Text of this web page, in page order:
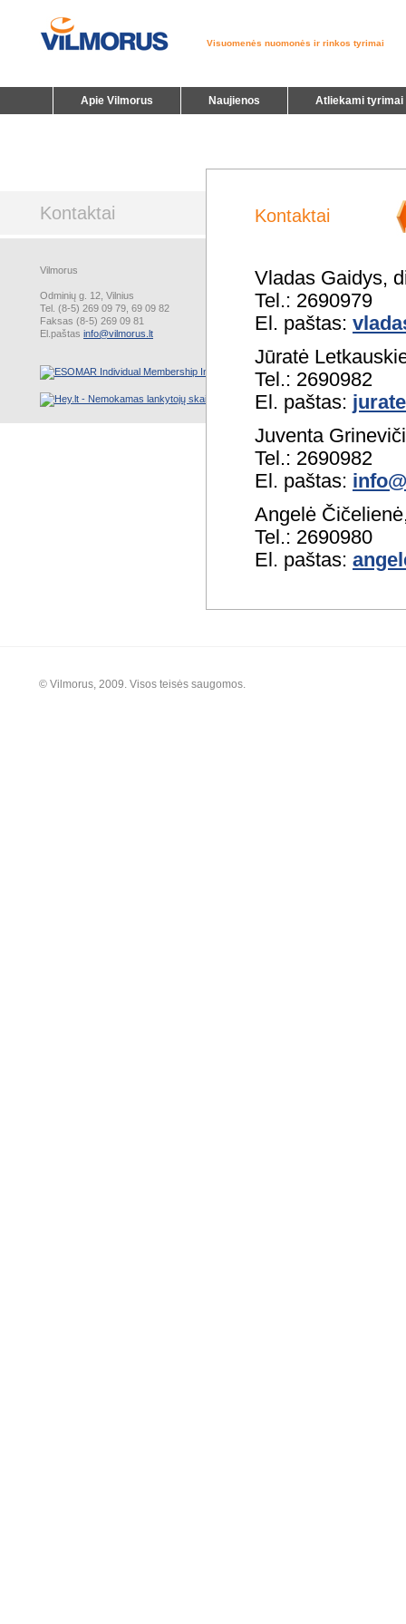
Visuomenės nuomonės ir rinkos tyrimai
Apie Vilmorus Naujienos Atliekami tyrimai
Kontaktai
Vilmorus
Odminių g. 12, Vilnius
Tel. (8-5) 269 09 79, 69 09 82
Faksas (8-5) 269 09 81
El.paštas info@vilmorus.lt
Kontaktai
Vladas Gaidys,
Tel.: 2690979
El. paštas:
Jūratė
Tel.: 2690982
El. paštas:
Juventa
Tel.: 2690982
El. paštas:
Angelė
Tel.: 2690980
El. paštas:
© Vilmorus, 2009. Visos teisės saugomos.